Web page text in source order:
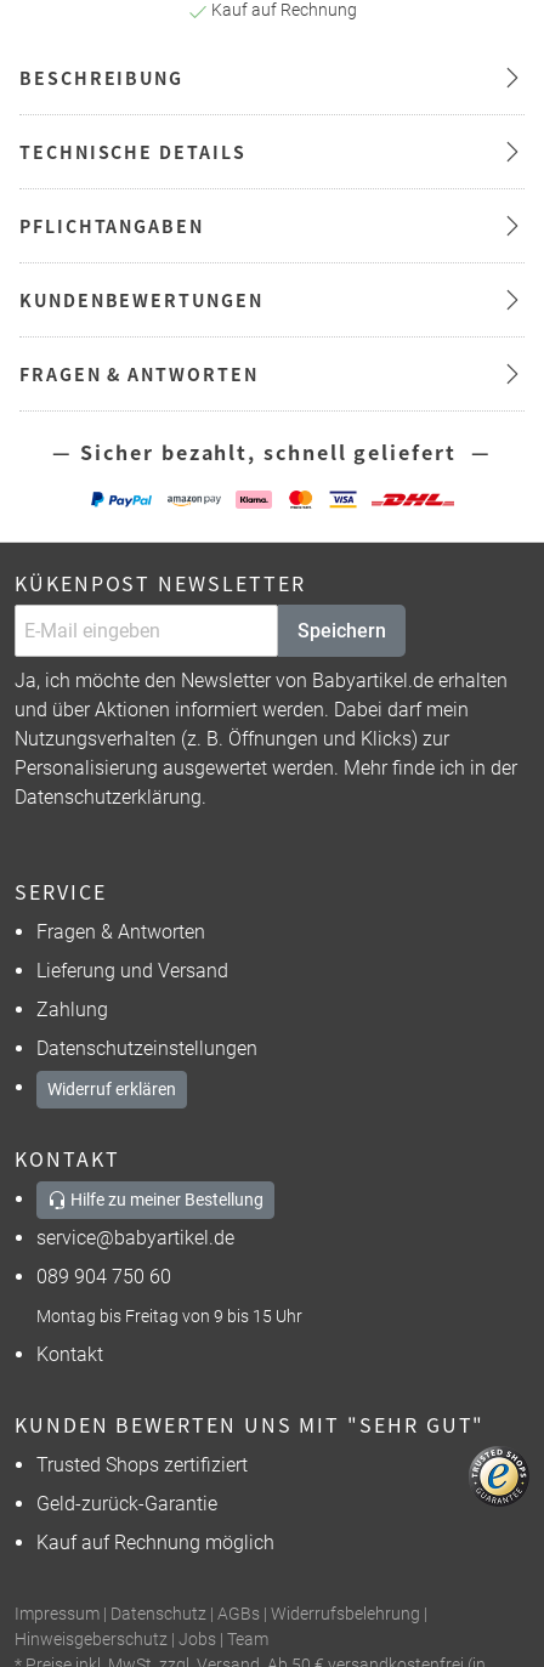
Kauf auf Rechnung
BESCHREIBUNG
TECHNISCHE DETAILS
PFLICHTANGABEN
KUNDENBEWERTUNGEN
FRAGEN & ANTWORTEN
— Sicher bezahlt, schnell geliefert —
KÜKENPOST NEWSLETTER
Speichern
Ja, ich möchte den Newsletter von Babyartikel.de erhalten
und über Aktionen informiert werden. Dabei darf mein
Nutzungsverhalten (z. B. Öffnungen und Klicks) zur
Personalisierung ausgewertet werden. Mehr finde ich in der
Datenschutzerklärung.
SERVICE
Fragen & Antworten
Lieferung und Versand
Zahlung
Datenschutzeinstellungen
Widerruf erklären
KONTAKT
Hilfe zu meiner Bestellung
service@babyartikel.de
089 904 750 60
Montag bis Freitag von 9 bis 15 Uhr
Kontakt
KUNDEN BEWERTEN UNS MIT "SEHR GUT"
Trusted Shops zertifiziert
Geld-zurück-Garantie
Kauf auf Rechnung möglich
Impressum | Datenschutz | AGBs | Widerrufsbelehrung |
Hinweisgeberschutz | Jobs | Team